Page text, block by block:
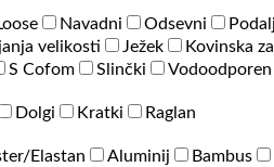
Navadni Odsevni
velikosti Ježek Kovinska
S Cofom Slinčki Vodoodporen
Dolgi Kratki
Raglan
Elastan Aluminij Bambus